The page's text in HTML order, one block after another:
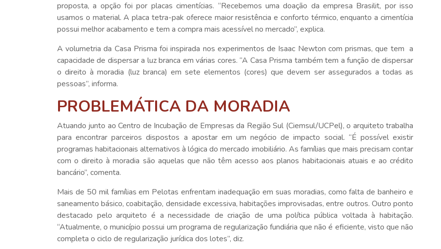
proposta, a opção foi por placas cimentícias. “Recebemos uma doação da empresa Brasilit, por isso
usamos o material. A placa tetra-pak oferece maior resistência e conforto térmico, enquanto a cimentícia
possui melhor acabamento e tem a compra mais acessível no mercado”, explica.
A volumetria da Casa Prisma foi inspirada nos experimentos de Isaac Newton com prismas, que tem a
capacidade de dispersar a luz branca em várias cores. “A Casa Prisma também tem a função de dispersar
o direito à moradia (luz branca) em sete elementos (cores) que devem ser assegurados a todas as
pessoas”, informa.
PROBLEMÁTICA DA MORADIA
Atuando junto ao Centro de Incubação de Empresas da Região Sul (Ciemsul/UCPel), o arquiteto trabalha
para encontrar parceiros dispostos a apostar em um negócio de impacto social. “É possível existir
programas habitacionais alternativos à lógica do mercado imobiliário. As famílias que mais precisam contar
com o direito à moradia são aquelas que não têm acesso aos planos habitacionais atuais e ao crédito
bancário”, comenta.
Mais de 50 mil famílias em Pelotas enfrentam inadequação em suas moradias, como falta de banheiro e
saneamento básico, coabitação, densidade excessiva, habitações improvisadas, entre outros. Outro ponto
destacado pelo arquiteto é a necessidade de criação de uma política pública voltada à habitação.
“Atualmente, o município possui um programa de regularização fundiária que não é eficiente, visto que não
completa o ciclo de regularização jurídica dos lotes”, diz.